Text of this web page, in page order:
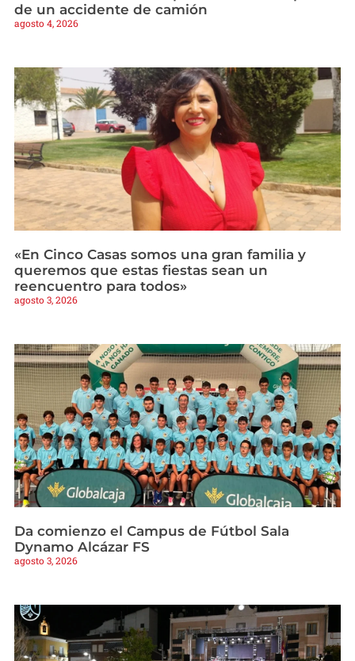
de un accidente de camión
agosto 4, 2026
«En Cinco Casas somos una gran familia y
queremos que estas fiestas sean un
reencuentro para todos»
agosto 3, 2026
Da comienzo el Campus de Fútbol Sala
Dynamo Alcázar FS
agosto 3, 2026